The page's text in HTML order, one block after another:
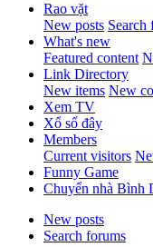
Rao vặt
New posts Search
What's new
Featured content
Link Directory
New items New
Xem TV
Xổ số đây
Members
Current visitors
Funny Game
Chuyển nhà Bình
New posts
Search forums